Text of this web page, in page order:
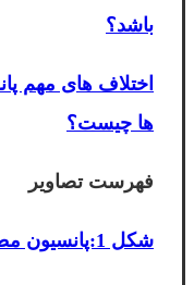
باشد؟
اختلاف های مهم
ها چیست؟
فهرست تصاویر
شکل 1:پانسیون مطالعاتی در اصفهان